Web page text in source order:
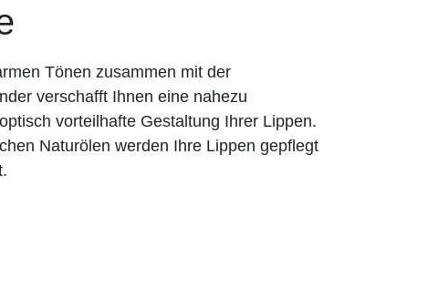
Tönen zusammen mit der
verschafft Ihnen eine nahezu
vorteilhafte Gestaltung Ihrer Lippen.
Naturölen werden Ihre Lippen gepflegt